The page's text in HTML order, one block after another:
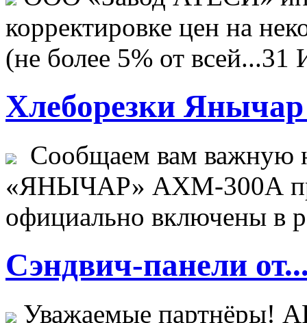
корректировке цен на
(не более 5% от всей...31
Хлеборезки Янычар
Сообщаем вам важную
«ЯНЫЧАР» АХМ-300А
официально включены в
Сэндвич-панели
Уважаемые